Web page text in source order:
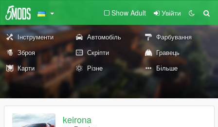
Show Adult Увійти
Інструменти Автомобіль
Фарбування
Зброя
Скріпти
Гравець
Карти
Різне Більше
keirona